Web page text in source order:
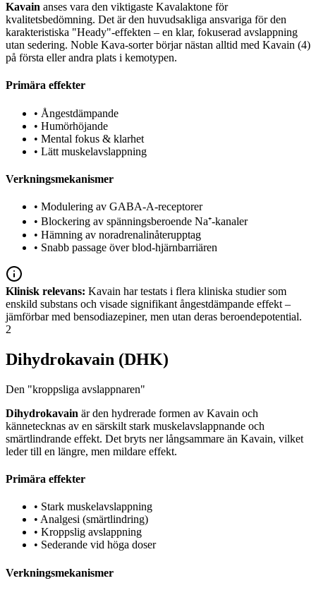
Kavain anses vara den viktigaste Kavalaktone för
kvalitetsbedömning. Det är den huvudsakliga ansvariga för den
karakteristiska "Heady"-effekten – en klar, fokuserad avslappning
utan sedering. Noble Kava-sorter börjar nästan alltid med Kavain (4)
på första eller andra plats i kemotypen.
Primära effekter
• Ångestdämpande
• Humörhöjande
• Mental fokus & klarhet
• Lätt muskelavslappning
Verkningsmekanismer
• Modulering av GABA-A-receptorer
• Blockering av spänningsberoende Na⁺-kanaler
• Hämning av noradrenalinåterupptag
• Snabb passage över blod-hjärnbarriären
Klinisk relevans: Kavain har testats i flera kliniska studier som
enskild substans och visade signifikant ångestdämpande effekt –
jämförbar med bensodiazepiner, men utan deras beroendepotential.
2
Dihydrokavain (DHK)
Den "kroppsliga avslappnaren"
Dihydrokavain är den hydrerade formen av Kavain och
kännetecknas av en särskilt stark muskelavslappnande och
smärtlindrande effekt. Det bryts ner långsammare än Kavain, vilket
leder till en längre, men mildare effekt.
Primära effekter
• Stark muskelavslappning
• Analgesi (smärtlindring)
• Kroppslig avslappning
• Sederande vid höga doser
Verkningsmekanismer